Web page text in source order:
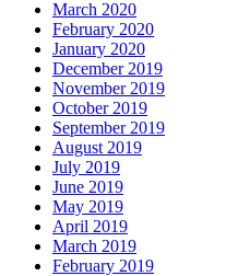
March 2020
February 2020
January 2020
December 2019
November 2019
October 2019
September 2019
August 2019
July 2019
June 2019
May 2019
April 2019
March 2019
February 2019